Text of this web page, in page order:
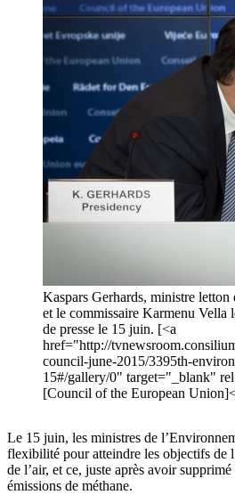
Kaspars Gerhards, ministre
et le commissaire Karmenu Vella
de presse le 15 juin. [<a
href="http://
council-june-2015/3395th-
15#/gallery/0" target="_blank"
[Council of the European
Le 15 juin, les ministres de
flexibilité pour atteindre les objectifs de
de l’air, et ce, juste après avoir
émissions de méthane.